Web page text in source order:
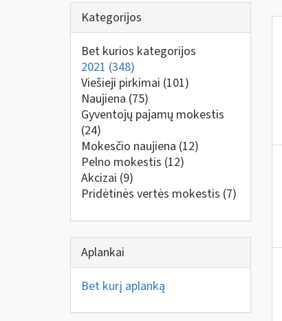
Kategorijos
Bet kurios kategorijos
2021 (348)
Viešieji pirkimai (101)
Naujiena (75)
Gyventojų pajamų mokestis
(24)
Mokesčio naujiena (12)
Pelno mokestis (12)
Akcizai (9)
Pridėtinės vertės mokestis (7)
Aplankai
Bet kurį aplanką